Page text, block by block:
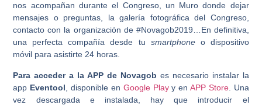
nos acompañan durante el Congreso, un Muro donde dejar
mensajes o preguntas, la galería fotográfica del Congreso,
contacto con la organización de #Novagob2019…En definitiva,
una perfecta compañía desde tu smartphoneo dispositivo
móvil para asistirte 24 horas.
Para acceder a la APP de Novagob es necesario instalar la
app Eventool , disponible en Google Playy en APP Store. Una
vez descargada e instalada, hay que introducir el